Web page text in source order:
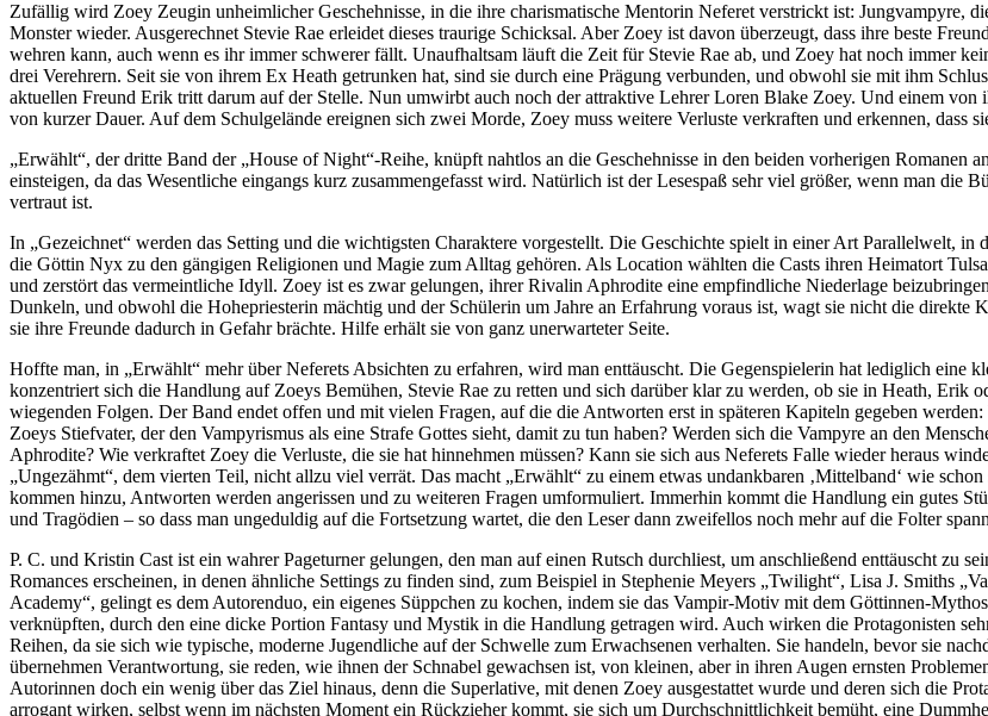
Zufällig wird Zoey Zeugin unheimlicher Geschehnisse, in die ihre charismatische Mentorin Neferet verstrickt ist: Jungvampyre,
Monster wieder. Ausgerechnet Stevie Rae erleidet dieses traurige Schicksal. Aber Zoey ist davon überzeugt, dass ihre beste
wehren kann, auch wenn es ihr immer schwerer fällt. Unaufhaltsam läuft die Zeit für Stevie Rae ab, und Zoey hat noch immer
drei Verehrern. Seit sie von ihrem Ex Heath getrunken hat, sind sie durch eine Prägung verbunden, und obwohl sie mit ihm
aktuellen Freund Erik tritt darum auf der Stelle. Nun umwirbt auch noch der attraktive Lehrer Loren Blake Zoey. Und einem
von kurzer Dauer. Auf dem Schulgelände ereignen sich zwei Morde, Zoey muss weitere Verluste verkraften und erkennen, dass
„Erwählt“, der dritte Band der „House of Night“-Reihe, knüpft nahtlos an die Geschehnisse in den beiden vorherigen
einsteigen, da das Wesentliche eingangs kurz zusammengefasst wird. Natürlich ist der Lesespaß sehr viel größer, wenn man die
vertraut ist.
In „Gezeichnet“ werden das Setting und die wichtigsten Charaktere vorgestellt. Die Geschichte spielt in einer Art Parallelwelt,
die Göttin Nyx zu den gängigen Religionen und Magie zum Alltag gehören. Als Location wählten die Casts ihren Heimatort
und zerstört das vermeintliche Idyll. Zoey ist es zwar gelungen, ihrer Rivalin Aphrodite eine empfindliche Niederlage
Dunkeln, und obwohl die Hohepriesterin mächtig und der Schülerin um Jahre an Erfahrung voraus ist, wagt sie nicht die direkte
sie ihre Freunde dadurch in Gefahr brächte. Hilfe erhält sie von ganz unerwarteter Seite.
Hoffte man, in „Erwählt“ mehr über Neferets Absichten zu erfahren, wird man enttäuscht. Die Gegenspielerin hat lediglich eine
konzentriert sich die Handlung auf Zoeys Bemühen, Stevie Rae zu retten und sich darüber klar zu werden, ob sie in Heath, Erik
wiegenden Folgen. Der Band endet offen und mit vielen Fragen, auf die die Antworten erst in späteren Kapiteln gegeben
Zoeys Stiefvater, der den Vampyrismus als eine Strafe Gottes sieht, damit zu tun haben? Werden sich die Vampyre an den
Aphrodite? Wie verkraftet Zoey die Verluste, die sie hat hinnehmen müssen? Kann sie sich aus Neferets Falle wieder heraus
„Ungezähmt“, dem vierten Teil, nicht allzu viel verrät. Das macht „Erwählt“ zu einem etwas undankbaren ‚Mittelband‘ wie
kommen hinzu, Antworten werden angerissen und zu weiteren Fragen umformuliert. Immerhin kommt die Handlung ein gutes
und Tragödien – so dass man ungeduldig auf die Fortsetzung wartet, die den Leser dann zweifellos noch mehr auf die Folter
P. C. und Kristin Cast ist ein wahrer Pageturner gelungen, den man auf einen Rutsch durchliest, um anschließend enttäuscht zu
Romances erscheinen, in denen ähnliche Settings zu finden sind, zum Beispiel in Stephenie Meyers „Twilight“, Lisa J. Smiths
Academy“, gelingt es dem Autorenduo, ein eigenes Süppchen zu kochen, indem sie das Vampir-Motiv mit dem Göttinnen-
verknüpften, durch den eine dicke Portion Fantasy und Mystik in die Handlung getragen wird. Auch wirken die Protagonisten
Reihen, da sie sich wie typische, moderne Jugendliche auf der Schwelle zum Erwachsenen verhalten. Sie handeln, bevor sie
übernehmen Verantwortung, sie reden, wie ihnen der Schnabel gewachsen ist, von kleinen, aber in ihren Augen ernsten
Autorinnen doch ein wenig über das Ziel hinaus, denn die Superlative, mit denen Zoey ausgestattet wurde und deren sich die
arrogant wirken, selbst wenn im nächsten Moment ein Rückzieher kommt, sie sich um Durchschnittlichkeit bemüht, eine